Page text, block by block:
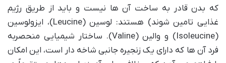
که بدن قادر به ساخت آن ها نیست و باید از طریق رژیم
غذایی تامین شوند) هستند: لوسین (Leucine)، ایزولوسین
(Isoleucine) و والین (Valine). ساختار شیمیایی منحصربه
فرد آن ها که دارای یک زنجیره جانبی شاخه دار است، این امکان